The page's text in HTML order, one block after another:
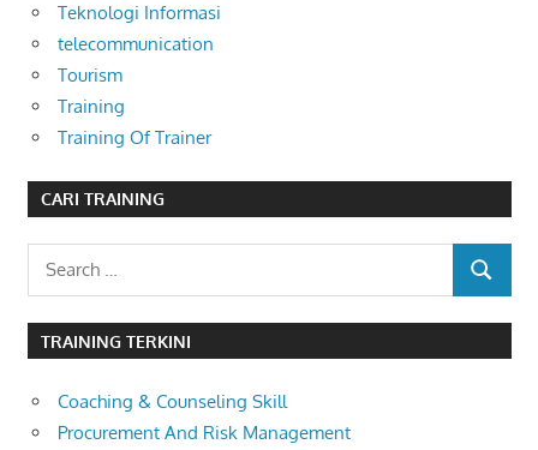
Teknologi Informasi
telecommunication
Tourism
Training
Training Of Trainer
CARI TRAINING
Search
SEARCH
TRAINING TERKINI
Coaching & Counseling Skill
Procurement And Risk Management